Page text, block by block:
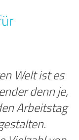
Welt ist es
denn je,
Arbeitstag